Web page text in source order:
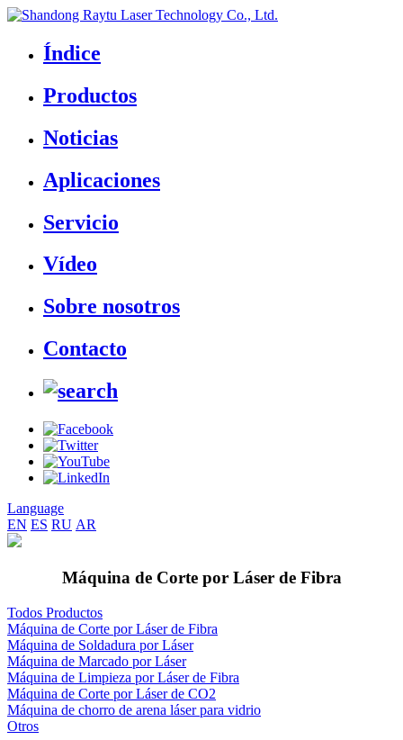
Índice
Productos
Noticias
Aplicaciones
Servicio
Vídeo
Sobre nosotros
Contacto
Language
EN ES RU AR
Máquina de Corte por Láser de Fibra
Todos Productos
Máquina de Corte por Láser de Fibra
Máquina de Soldadura por Láser
Máquina de Marcado por Láser
Máquina de Limpieza por Láser de Fibra
Máquina de Corte por Láser de CO2
Máquina de chorro de arena láser para vidrio
Otros